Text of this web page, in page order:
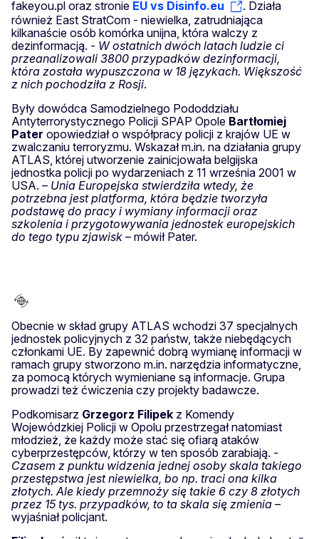
fakeyou.pl oraz stronie EU vs Disinfo.eu
. Działa
również East StratCom - niewielka, zatrudniająca
kilkanaście osób komórka unijna, która walczy z
dezinformacją. - W ostatnich dwóch latach ludzie ci
przeanalizowali 3800 przypadków dezinformacji,
która została wypuszczona w 18 językach. Większość
z nich pochodziła z Rosji.
Były dowódca Samodzielnego Pododdziału
Antyterrorystycznego Policji SPAP Opole Bartłomiej
Pater opowiedział o współpracy policji z krajów UE w
zwalczaniu terroryzmu. Wskazał m.in. na działania grupy
ATLAS, której utworzenie zainicjowała belgijska
jednostka policji po wydarzeniach z 11 września 2001 w
USA. – Unia Europejska stwierdziła wtedy, że
potrzebna jest platforma, która będzie tworzyła
podstawę do pracy i wymiany informacji oraz
szkolenia i przygotowywania jednostek europejskich
do tego typu zjawisk – mówił Pater.
Obecnie w skład grupy ATLAS wchodzi 37 specjalnych
jednostek policyjnych z 32 państw, także niebędących
członkami UE. By zapewnić dobrą wymianę informacji w
ramach grupy stworzono m.in. narzędzia informatyczne,
za pomocą których wymieniane są informacje. Grupa
prowadzi też ćwiczenia czy projekty badawcze.
Podkomisarz Grzegorz Filipek z Komendy
Wojewódzkiej Policji w Opolu przestrzegał natomiast
młodzież, że każdy może stać się ofiarą ataków
cyberprzestępców, którzy w ten sposób zarabiają. -
Czasem z punktu widzenia jednej osoby skala takiego
przestępstwa jest niewielka, bo np. traci ona kilka
złotych. Ale kiedy przemnoży się takie 6 czy 8 złotych
przez 15 tys. przypadków, to ta skala się zmienia –
wyjaśniał policjant.